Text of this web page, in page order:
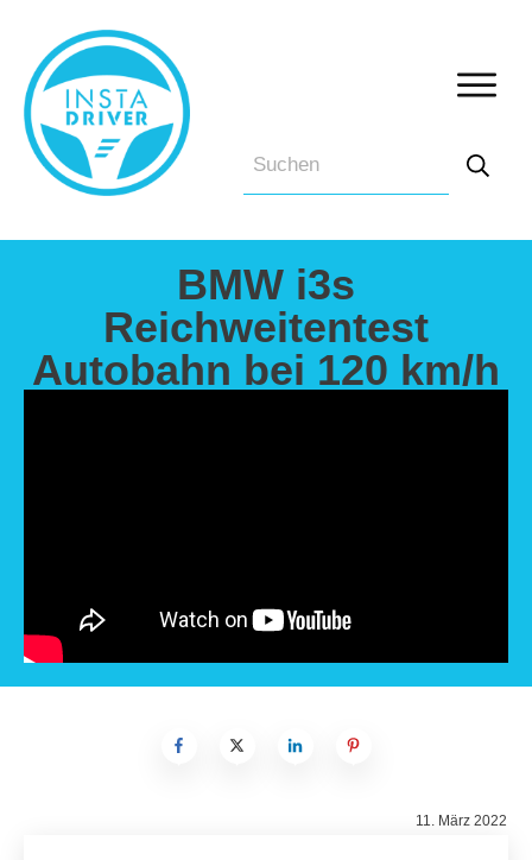
BMW i3s
Reichweitentest
Autobahn bei 120 km/h
11. März 2022